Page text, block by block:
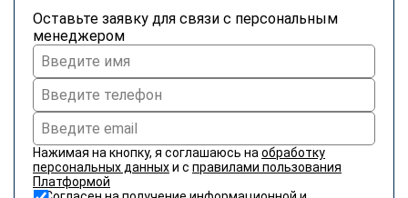
Оставьте заявку для связи с персональным
менеджером
Нажимая на кнопку, я соглашаюсь на обработку
персональных данныхи с правилами пользования
Платформой